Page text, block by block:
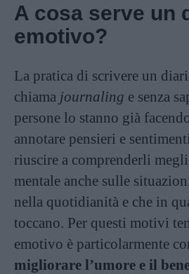
A cosa serve un
emotivo?
La pratica di scrivere un
chiama journaling e senza
persone lo stanno già
annotare pensieri e
riuscire a comprenderli
mentale anche sulle
nella quotidianità e che in
toccano. Per questi motivi
emotivo è particolarmente
migliorare l’umore e il